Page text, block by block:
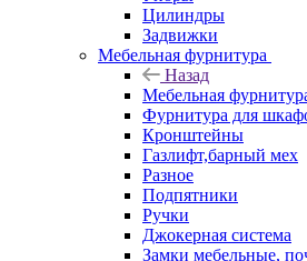
Цилиндры
Задвижки
Мебельная фурнитура
Назад
Мебельная
Фурнитура для
Кронштейны
Газлифт,барный мех
Разное
Подпятники
Ручки
Джокерная система
Замки мебельные,